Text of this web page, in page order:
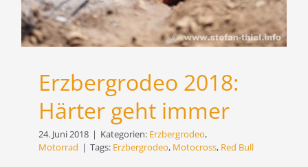
Erzbergrodeo 2018:
Härter geht immer
24. Juni 2018 | Kategorien: Erzbergrodeo,
Motorrad | Tags: Erzbergrodeo, Motocross, Red Bull